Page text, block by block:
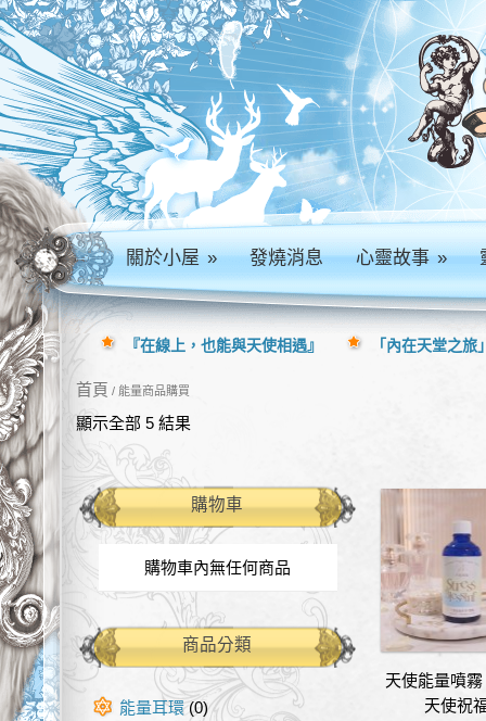
關於小屋» 發燒消息 心靈故事»
『在線上，也能與天使相遇』 「內在天堂之
首頁 / 能量商品購買
顯示全部 5 結果
購物車
購物車內無任何商品
商品分類
能量耳環 (0)
天使能量噴
天使祝